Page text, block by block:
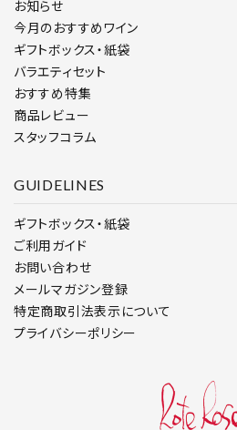
お知らせ
今月のおすすめワイン
ギフトボックス・紙袋
バラエティセット
おすすめ特集
商品レビュー
スタッフコラム
GUIDELINES
ギフトボックス・紙袋
ご利用ガイド
お問い合わせ
メールマガジン登録
特定商取引法表示について
プライバシーポリシー